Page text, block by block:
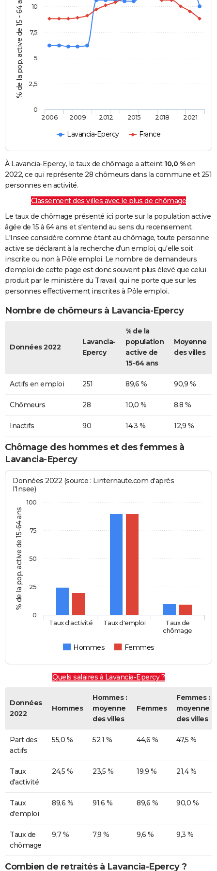
% de la pop. active de 15 - 64 ans
Lavancia-Epercy France
2006 2009 2012 2015 2018 2021
0
2,5
5
7,5
10
À Lavancia-Epercy, le taux de chômage a atteint 10,0 %en
2022, ce qui représente 28 chômeurs dans la commune et 251
personnes en activité.
Classement des villes avec le plus de chômage
Le taux de chômage présenté ici porte sur la population active
âgée de 15 à 64 ans et s'entend au sens du recensement.
L'Insee considère comme étant au chômage, toute personne
active se déclarant à la recherche d'un emploi, qu'elle soit
inscrite ou non à Pôle emploi. Le nombre de demandeurs
d'emploi de cette page est donc souvent plus élevé que celui
produit par le ministère du Travail, qui ne porte que sur les
personnes effectivement inscrites à Pôle emploi.
Nombre de chômeurs à Lavancia-Epercy
Données 2022
Lavancia-
Epercy
% de la
population
active de
15-64 ans
Moyenne
des villes
Actifs en emploi 251 89,6 % 90,9 %
Chômeurs 28 10,0 % 8,8 %
Inactifs 90 14,3 % 12,9 %
Chômage des hommes et des femmes à
Lavancia-Epercy
% de la pop. active de 15-64 ans
Données 2022 (source : Linternaute.com d'après
l'Insee)
Hommes Femmes
Taux d'activité Taux d'emploi
Taux de
chômage
0
25
50
75
100
Quels salaires à Lavancia-Epercy ?
Données
2022
Hommes
Hommes :
moyenne
des villes
Femmes
Femmes :
moyenne
des villes
Part des
actifs
55,0 % 52,1 % 44,6 % 47,5 %
Taux
d'activité
24,5 % 23,5 % 19,9 % 21,4 %
Taux
d'emploi
89,6 % 91,6 % 89,6 % 90,0 %
Taux de
chômage
9,7 % 7,9 % 9,6 % 9,3 %
Combien de retraités à Lavancia-Epercy ?